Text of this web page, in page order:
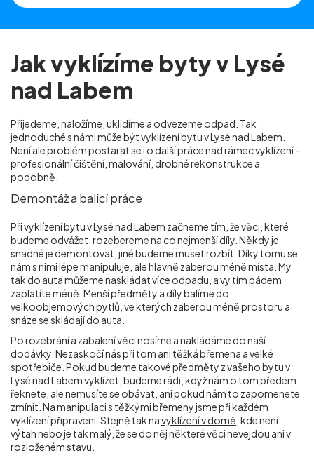
Jak vyklízíme byty v Lysé
nad Labem
Přijedeme, naložíme, uklidíme a odvezeme odpad. Tak
jednoduché s námi může býtvyklízení bytuv Lysé nad Labem.
Není ale problém postarat se i o další práce nad rámec vyklízení –
profesionální čištění, malování, drobné rekonstrukce a
podobně.
Demontáž a balicí práce
Při vyklízení bytu v Lysé nad Labem začneme tím, že věci, které
budeme odvážet, rozebereme na co nejmenší díly. Někdy je
snadné je demontovat, jiné budeme muset rozbít. Díky tomu se
nám s nimi lépe manipuluje, ale hlavně zaberou méně místa. My
tak do auta můžeme naskládat více odpadu, a vy tím pádem
zaplatíte méně. Menší předměty a díly balíme do
velkoobjemových pytlů, ve kterých zaberou méně prostoru a
snáze se skládají do auta.
Po rozebrání a zabalení věci nosíme a nakládáme do naší
dodávky. Nezaskočí nás při tom ani těžká břemena a velké
spotřebiče. Pokud budeme takové předměty z vašeho bytu v
Lysé nad Labem vyklízet, budeme rádi, když nám o tom předem
řeknete, ale nemusíte se obávat, ani pokud nám to zapomenete
zmínit. Na manipulaci s těžkými břemeny jsme při každém
vyklízení připraveni. Stejně tak navyklízení v domě , kde není
výtah nebo je tak malý, že se do něj některé věci nevejdou ani v
rozloženém stavu.